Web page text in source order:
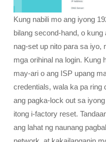
Kung nabili mo ang iyong
bilang second-hand, o
nag-set up nito para sa iyo,
mga orihinal na login. Kung
may-ari o ang ISP upang
credentials, wala ka pa ring
ang pagka-lock out sa
itong i-factory reset.
ang lahat ng naunang